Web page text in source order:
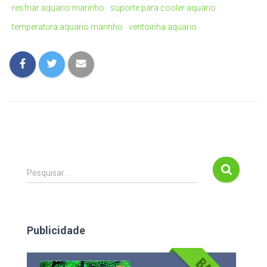
resfriar aquario marinho
suporte para cooler aquario
temperatura aquario marinho
ventoinha aquario
P
e
i
Pesquisar …
Publicidade